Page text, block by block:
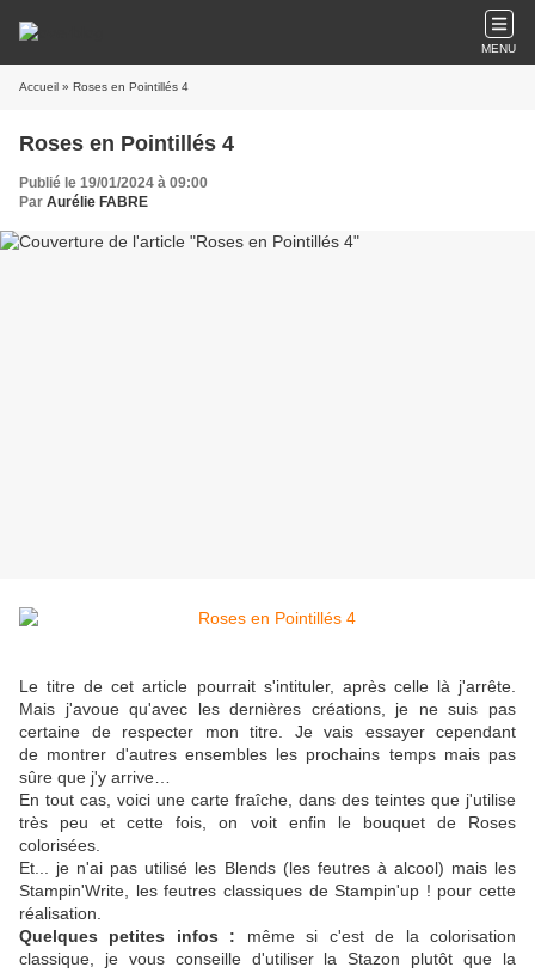
MENU
Accueil » Roses en Pointillés 4
Roses en Pointillés 4
Publié le 19/01/2024 à 09:00
Par Aurélie FABRE
Le titre de cet article pourrait s'intituler, après celle là j'arrête.
Mais j'avoue qu'avec les dernières créations, je ne suis pas
certaine de respecter mon titre. Je vais essayer cependant
de montrer d'autres ensembles les prochains temps mais pas
sûre que j'y arrive…
En tout cas, voici une carte fraîche, dans des teintes que j'utilise
très peu et cette fois, on voit enfin le bouquet de Roses
colorisées.
Et... je n'ai pas utilisé les Blends (les feutres à alcool) mais les
Stampin'Write, les feutres classiques de Stampin'up ! pour cette
réalisation.
Quelques petites infos : même si c'est de la colorisation
classique, je vous conseille d'utiliser la Stazon plutôt que la